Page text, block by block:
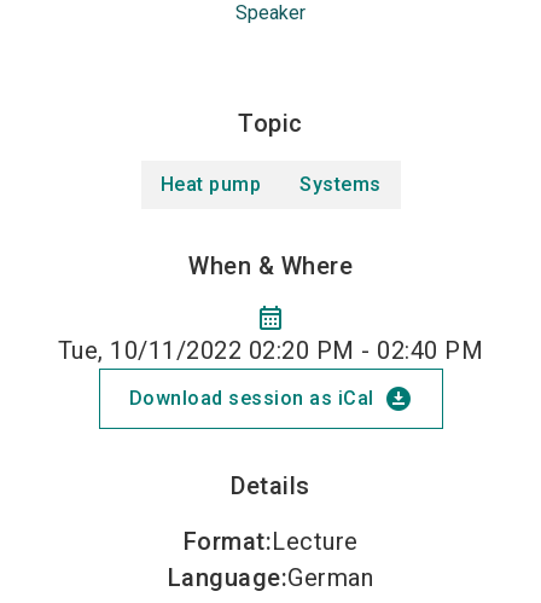
Speaker
Topic
Heat pump Systems
When & Where
calendar_month
Tue, 10/11/2022 02:20 PM - 02:40 PM
Download session as iCal download_for_offline
Details
Format:Lecture
Language:German